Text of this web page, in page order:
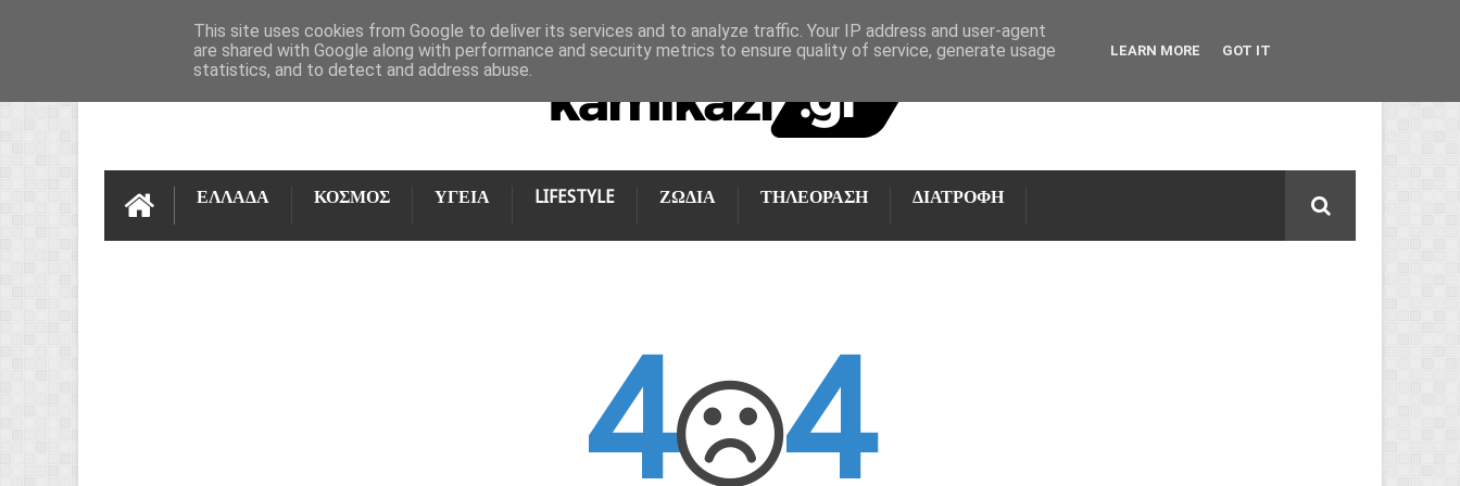
ΕΠΙΚΟΙΝΩΝΊΑ
ΕΛΛΑΔΑ ΚΟΣΜΟΣ ΥΓΕΙΑ LIFESTYLE ΖΩΔΙΑ ΤΗΛΕΟΡΑΣΗ ΔΙΑΤΡΟΦΗ
4 4
This site uses cookies from Google to deliver its services and to analyze traffic. Your IP address and user-agent
are shared with Google along with performance and security metrics to ensure quality of service, generate usage
statistics, and to detect and address abuse.
LEARN MORE GOT IT